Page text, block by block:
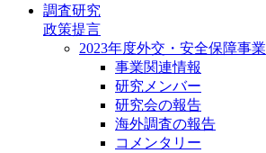
調査研究
政策提言
2023年度外交・安全保障事業
事業関連情報
研究メンバー
研究会の報告
海外調査の報告
コメンタリー